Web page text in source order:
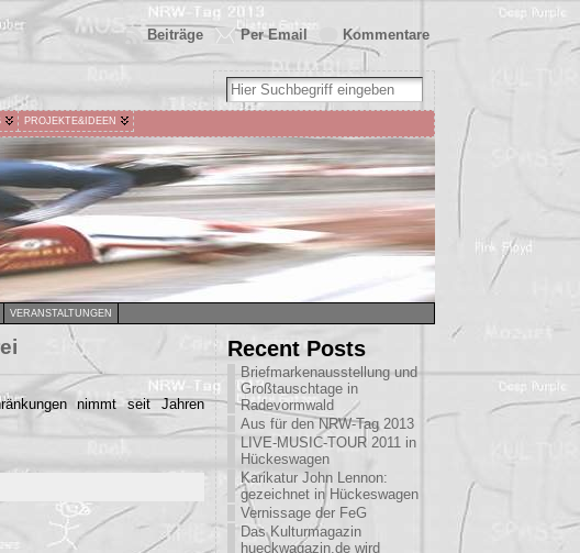
Kommentare
Per Email
Beiträge
PROJEKTE&IDEEN
VERANSTALTUNGEN
nimmt seit Jahren
Recent Posts
Briefmarkenausstellung und
Großtauschtage in
Radevormwald
Aus für den NRW-Tag 2013
LIVE-MUSIC-TOUR 2011 in
Hückeswagen
Karikatur John Lennon:
gezeichnet in Hückeswagen
Vernissage der FeG
Das Kulturmagazin
hueckwagazin.de wird